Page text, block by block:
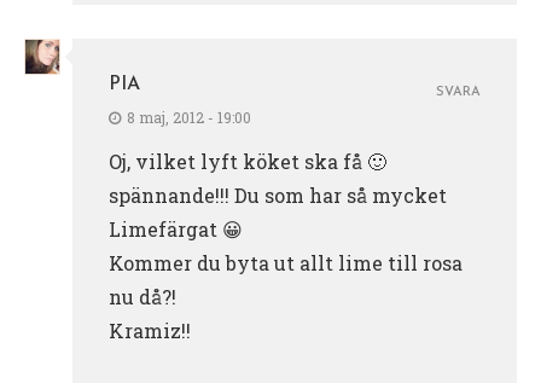
PIA
8 maj, 2012 - 19:00
Oj, vilket lyft köket ska få 🙂
spännande!!! Du som har så mycket
Limefärgat 😀
Kommer du byta ut allt lime till rosa
nu då?!
Kramiz!!
SVARA